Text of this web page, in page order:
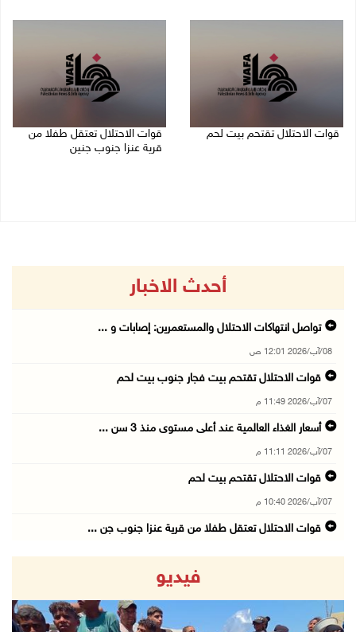
قوات الاحتلال تقتحم بيت لحم
قوات الاحتلال تعتقل طفلا من
قرية عنزا جنوب جنين
أحدث الاخبار
تواصل انتهاكات الاحتلال والمستعمرين: إصابات و ...
08/آب/2026 12:01 ص
قوات الاحتلال تقتحم بيت فجار جنوب بيت لحم
07/آب/2026 11:49 م
أسعار الغذاء العالمية عند أعلى مستوى منذ 3 سن ...
07/آب/2026 11:11 م
قوات الاحتلال تقتحم بيت لحم
07/آب/2026 10:40 م
قوات الاحتلال تعتقل طفلا من قرية عنزا جنوب جن ...
قوات الاحتلال تغلق مداخل يعبد جنوب غرب جنين
07/آب/2026 10:15 م
فيديو